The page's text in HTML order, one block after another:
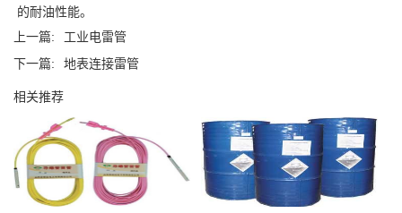
的耐油性能。
上一篇:
工业电雷管
下一篇:
地表连接雷管
相关推荐